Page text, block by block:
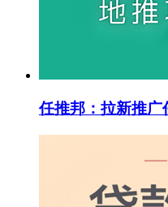
任推邦：拉新推广